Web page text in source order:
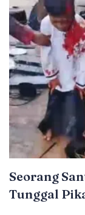
Seorang
Tunggal